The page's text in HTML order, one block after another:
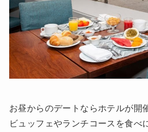
お昼からのデートならホテルが開
ビュッフェやランチコースを食べ